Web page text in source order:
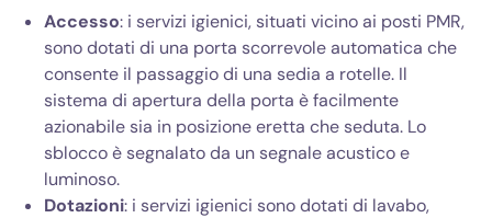
Accesso: i servizi igienici, situati vicino ai posti PMR,
sono dotati di una porta scorrevole automatica che
consente il passaggio di una sedia a rotelle. Il
sistema di apertura della porta è facilmente
azionabile sia in posizione eretta che seduta. Lo
sblocco è segnalato da un segnale acustico e
luminoso.
Dotazioni: i servizi igienici sono dotati di lavabo,